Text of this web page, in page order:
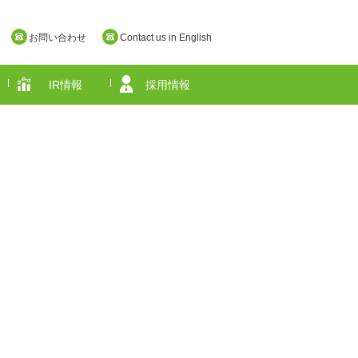
お問い合わせ Contact us in English
IR情報 採用情報